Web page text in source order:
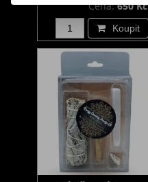
Cena:650 Kč
Koupit